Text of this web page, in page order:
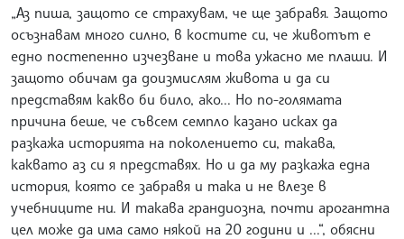
„Аз пиша, защото се страхувам, че ще забравя. Защото
осъзнавам много силно, в костите си, че животът е
едно постепенно изчезване и това ужасно ме плаши. И
защото обичам да доизмислям живота и да си
представям какво би било, ако... Но по-голямата
причина беше, че съвсем семпло казано исках да
разкажа историята на поколението си, такава,
каквато аз си я представях. Но и да му разкажа една
история, която се забравя и така и не влезе в
учебниците ни. И такава грандиозна, почти арогантна
цел може да има само някой на 20 години и ...“, обясни